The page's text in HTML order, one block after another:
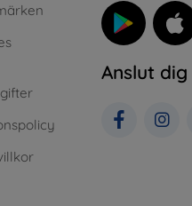
Anslut